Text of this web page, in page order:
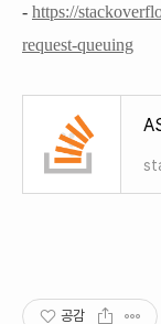
- https://
request-queuing
공감